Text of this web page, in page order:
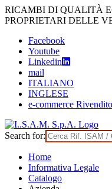
Skip
to
RICAMBI DI QUALITÀ
PROPRIETARI DELLE
Facebook
Youtube
Linkedin
mail
ITALIANO
INGLESE
e-commerce
Search for:
Home
Informativa Legale
Catalogo